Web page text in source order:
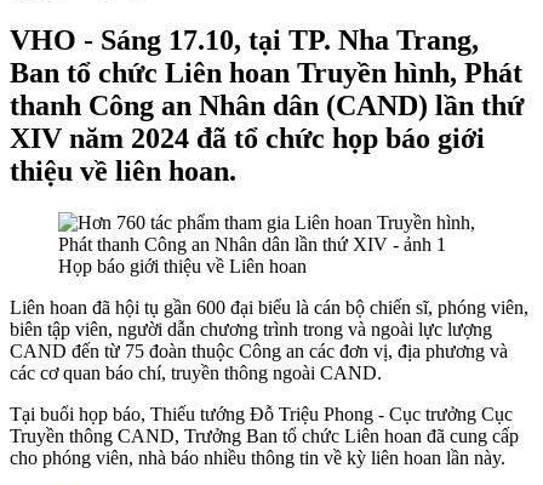
VHO - Sáng 17.10, tại TP. Nha Trang,
Ban tổ chức Liên hoan Truyền hình, Phát
thanh Công an Nhân dân (CAND) lần thứ
XIV năm 2024 đã tổ chức họp báo giới
thiệu về liên hoan.
Họp báo giới thiệu về Liên hoan
Liên hoan đã hội tụ gần 600 đại biểu là cán bộ chiến sĩ, phóng viên,
biên tập viên, người dẫn chương trình trong và ngoài lực lượng
CAND đến từ 75 đoàn thuộc Công an các đơn vị, địa phương và
các cơ quan báo chí, truyền thông ngoài CAND.
Tại buổi họp báo, Thiếu tướng Đỗ Triệu Phong - Cục trưởng Cục
Truyền thông CAND, Trưởng Ban tổ chức Liên hoan đã cung cấp
cho phóng viên, nhà báo nhiều thông tin về kỳ liên hoan lần này.